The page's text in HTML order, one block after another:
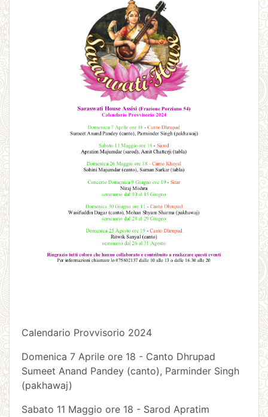
Calendario Provvisorio 2024
Domenica 7 Aprile ore 18 - Canto Dhrupad
Sumeet Anand Pandey (canto), Parminder Singh
(pakhawaj)
Sabato 11 Maggio ore 18 - Sarod Apratim